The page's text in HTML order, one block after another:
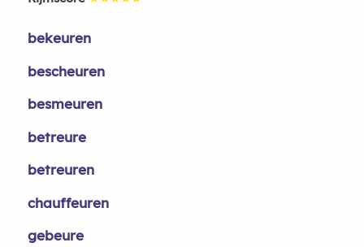
bekeuren
bescheuren
besmeuren
betreure
betreuren
chauffeuren
gebeure